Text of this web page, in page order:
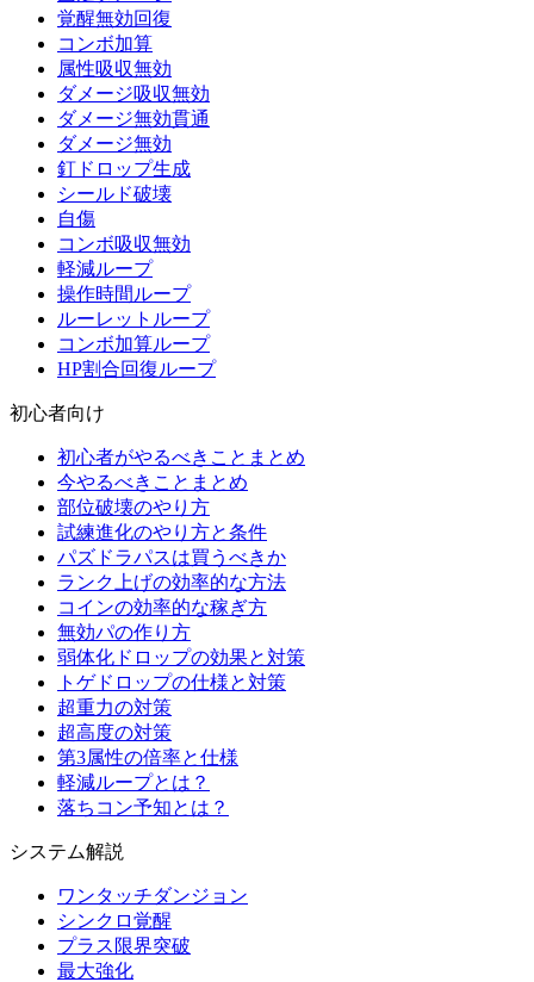
覚醒無効回復
コンボ加算
属性吸収無効
ダメージ吸収無効
ダメージ無効貫通
ダメージ無効
釘ドロップ生成
シールド破壊
自傷
コンボ吸収無効
軽減ループ
操作時間ループ
ルーレットループ
コンボ加算ループ
HP割合回復ループ
初心者向け
初心者がやるべきことまとめ
今やるべきことまとめ
部位破壊のやり方
試練進化のやり方と条件
パズドラパスは買うべきか
ランク上げの効率的な方法
コインの効率的な稼ぎ方
無効パの作り方
弱体化ドロップの効果と対策
トゲドロップの仕様と対策
超重力の対策
超高度の対策
第3属性の倍率と仕様
軽減ループとは？
落ちコン予知とは？
システム解説
ワンタッチダンジョン
シンクロ覚醒
プラス限界突破
最大強化